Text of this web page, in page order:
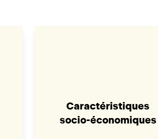
Caractéristiques
socio-économiques